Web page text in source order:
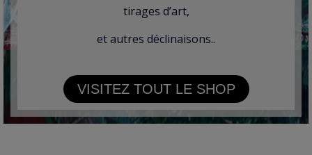
tirages d’art,
et autres déclinaisons..
VISITEZ TOUT LE SHOP